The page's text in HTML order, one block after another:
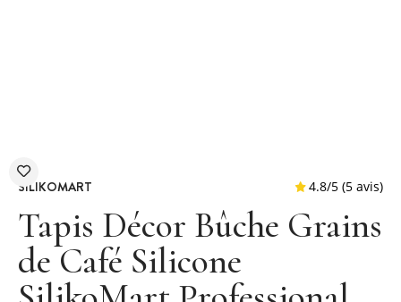
SILIKOMART
Tapis Décor Bûche Grains
de Café Silicone